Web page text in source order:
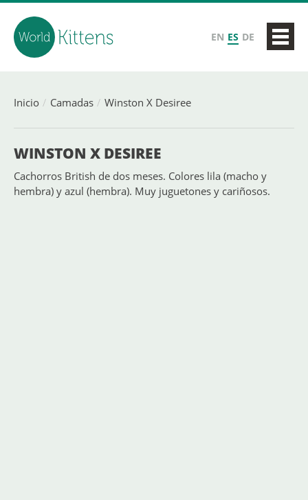
EN ES DE
Inicio Camadas Winston X Desiree
WINSTON X DESIREE
Cachorros British de dos meses. Colores lila (macho y
hembra) y azul (hembra). Muy juguetones y cariñosos.